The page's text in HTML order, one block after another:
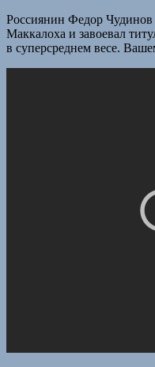
Россиянин Федор Чудинов
Маккалоха и завоевал
в суперсреднем весе.